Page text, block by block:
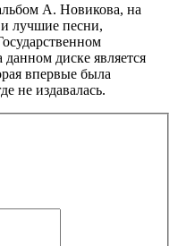
А. Новикова, на
лучшие песни,
диске является
впервые была
не издавалась.